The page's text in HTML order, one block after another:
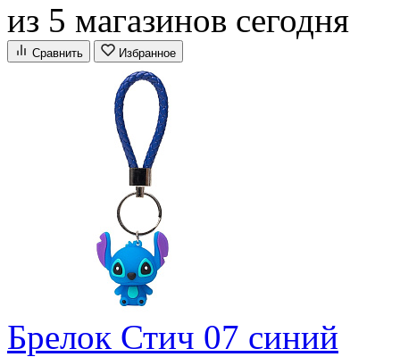
из 5 магазинов сегодня
Сравнить Избранное
Брелок Стич 07 синий